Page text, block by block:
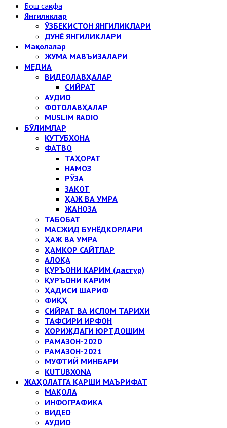
Бош саҳифа
Янгиликлар
ЎЗБЕКИСТОН ЯНГИЛИКЛАРИ
ДУНЁ ЯНГИЛИКЛАРИ
Мақолалар
ЖУМА МАВЪИЗАЛАРИ
МЕДИА
ВИДЕОЛАВҲАЛАР
СИЙРАТ
АУДИО
ФОТОЛАВҲАЛАР
MUSLIM RADIO
БЎЛИМЛАР
КУТУБХОНА
ФАТВО
ТАҲОРАТ
НАМОЗ
РЎЗА
ЗАКОТ
ҲАЖ ВА УМРА
ЖАНОЗА
ТАБОБАТ
МАСЖИД БУНЁДКОРЛАРИ
ҲАЖ ВА УМРА
ҲАМКОР САЙТЛАР
АЛОҚА
ҚУРЪОНИ КАРИМ (дастур)
ҚУРЪОНИ КАРИМ
ҲАДИСИ ШАРИФ
ФИҚҲ
СИЙРАТ ВА ИСЛОМ ТАРИХИ
ТАФСИРИ ИРФОН
ХОРИЖДАГИ ЮРТДОШИМ
РАМАЗОН-2020
РАМАЗОН-2021
МУФТИЙ МИНБАРИ
KUTUBXONA
ЖАҲОЛАТГА ҚАРШИ МАЪРИФАТ
МАҚОЛА
ИНФОГРАФИКА
ВИДЕО
АУДИО